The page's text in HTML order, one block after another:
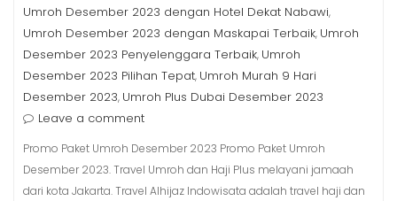
Umroh Desember 2023 dengan Hotel Dekat Nabawi,
Umroh Desember 2023 dengan Maskapai Terbaik, Umroh
Desember 2023 Penyelenggara Terbaik, Umroh
Desember 2023 Pilihan Tepat, Umroh Murah 9 Hari
Desember 2023, Umroh Plus Dubai Desember 2023
Leave a comment
Promo Paket Umroh Desember 2023 Promo Paket Umroh
Desember 2023. Travel Umroh dan Haji Plus melayani jamaah
dari kota Jakarta. Travel Alhijaz Indowisata adalah travel haji dan